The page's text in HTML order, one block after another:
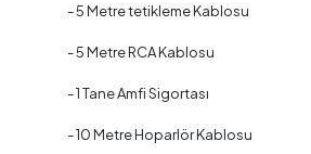
- 5 Metre tetikleme Kablosu
- 5 Metre RCA Kablosu
- 1 Tane Amfi Sigortası
- 10 Metre Hoparlör Kablosu